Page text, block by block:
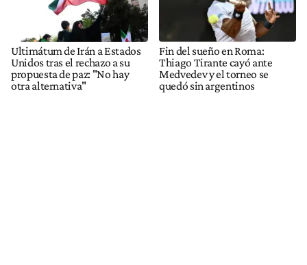
Ultimátum de Irán a Estados
Unidos tras el rechazo a su
propuesta de paz: "No hay
otra alternativa"
Fin del sueño en Roma:
Thiago Tirante cayó ante
Medvedev y el torneo se
quedó sin argentinos